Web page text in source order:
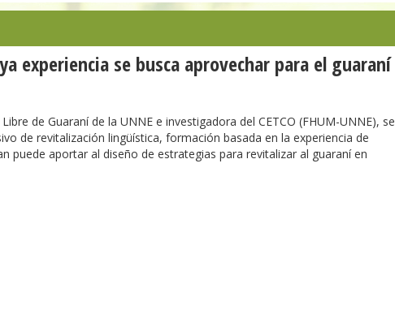
experiencia se busca aprovechar para el guaraní
de Guaraní de la UNNE e investigadora del CETCO (FHUM-UNNE), se
de revitalización lingüística, formación basada en la experiencia de
puede aportar al diseño de estrategias para revitalizar al guaraní en